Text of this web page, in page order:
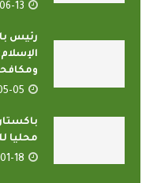
13
رئيس
05
محليا
18